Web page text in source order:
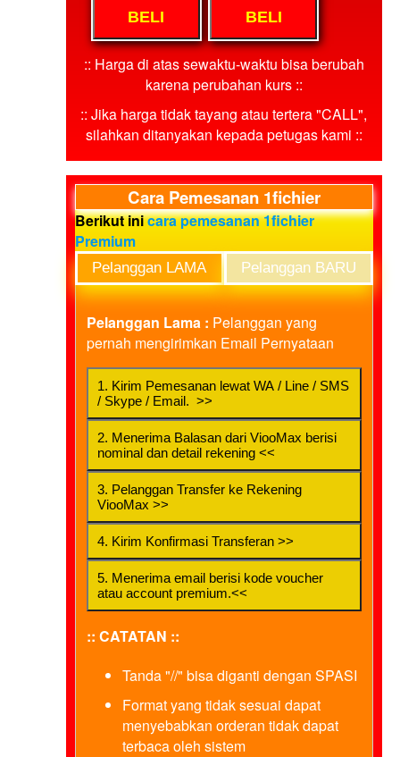
BELI BELI
:: Harga di atas sewaktu-waktu bisa berubah
karena perubahan kurs ::
:: Jika harga tidak tayang atau tertera "CALL",
silahkan ditanyakan kepada petugas kami ::
Cara Pemesanan 1fichier
Berikut inicara pemesanan 1fichier
Premium
Pelanggan LAMA Pelanggan BARU
Pelanggan Lama : Pelanggan yang
pernah mengirimkan Email Pernyataan
1. Kirim Pemesanan lewat WA / Line / SMS
/ Skype / Email. >>
2. Menerima Balasan dari ViooMax berisi
nominal dan detail rekening <<
3. Pelanggan Transfer ke Rekening
ViooMax >>
4. Kirim Konfirmasi Transferan >>
5. Menerima email berisi kode voucher
atau account premium.<<
:: CATATAN ::
Tanda "//" bisa diganti dengan SPASI
Format yang tidak sesuai dapat
menyebabkan orderan tidak dapat
terbaca oleh sistem